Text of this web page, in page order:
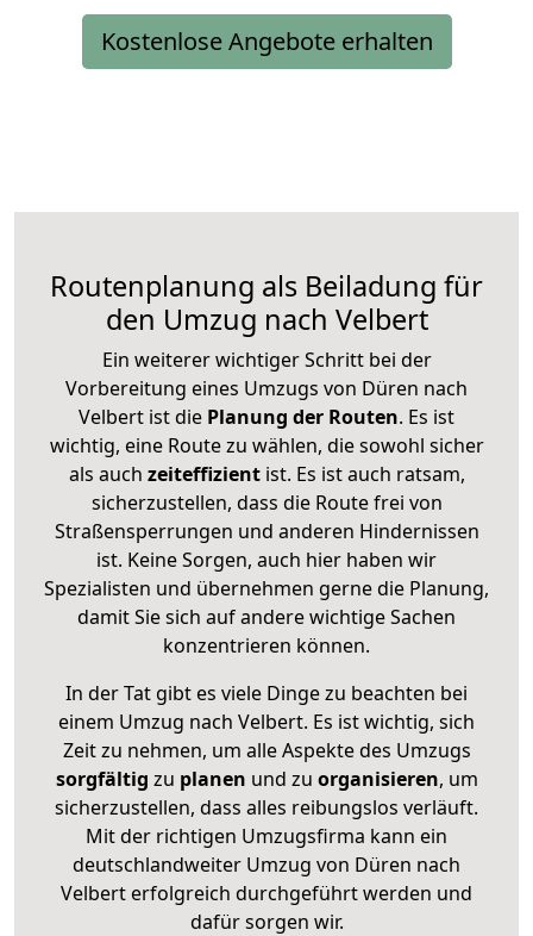
Kostenlose Angebote erhalten
Routenplanung als Beiladung für
den Umzug nach Velbert
Ein weiterer wichtiger Schritt bei der
Vorbereitung eines Umzugs von Düren nach
Velbert ist die Planung der Routen. Es ist
wichtig, eine Route zu wählen, die sowohl sicher
als auch zeiteffizientist. Es ist auch ratsam,
sicherzustellen, dass die Route frei von
Straßensperrungen und anderen Hindernissen
ist. Keine Sorgen, auch hier haben wir
Spezialisten und übernehmen gerne die Planung,
damit Sie sich auf andere wichtige Sachen
konzentrieren können.
In der Tat gibt es viele Dinge zu beachten bei
einem Umzug nach Velbert. Es ist wichtig, sich
Zeit zu nehmen, um alle Aspekte des Umzugs
sorgfältig zu planen und zu organisieren, um
sicherzustellen, dass alles reibungslos verläuft.
Mit der richtigen Umzugsfirma kann ein
deutschlandweiter Umzug von Düren nach
Velbert erfolgreich durchgeführt werden und
dafür sorgen wir.